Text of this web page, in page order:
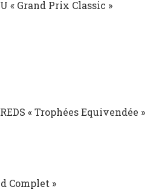
« Grand Prix Classic »
« Trophées Equivendée »
Complet »